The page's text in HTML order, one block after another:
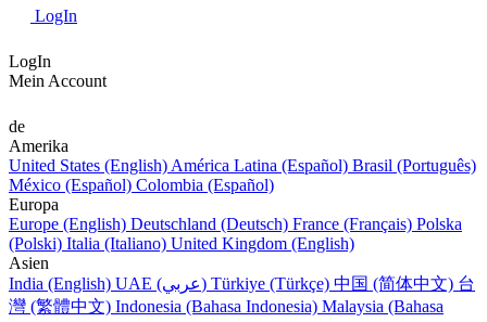
LogIn
LogIn
Mein Account
de
Amerika
United States (English) América Latina (Español) Brasil (Português)
México (Español) Colombia (Español)
Europa
Europe (English) Deutschland (Deutsch) France (Français) Polska
(Polski) Italia (Italiano) United Kingdom (English)
Asien
India (English)
UAE (عربي) Türkiye (Türkçe) 中国 (简体中文) 台
灣 (繁體中文) Indonesia (Bahasa Indonesia) Malaysia (Bahasa